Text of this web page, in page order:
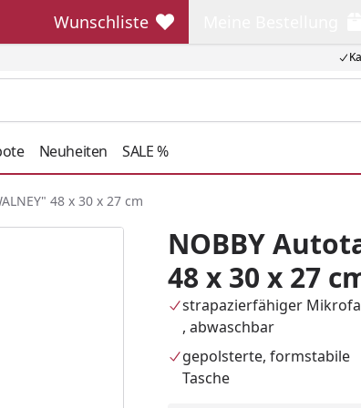
Wunschliste
Wunschliste
Neuheiten SALE %
48 x 30 x 27 cm
NOBBY
48 x 30 x 27
strapazierfähiger
, abwaschbar
gepolsterte, formstabile
Tasche